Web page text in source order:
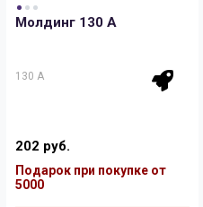
Молдинг 130 A
130 A
202 руб.
Подарок при покупке от
5000